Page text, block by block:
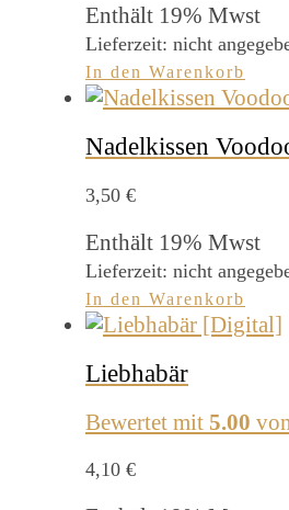
Enthält 19% Mwst
Lieferzeit: nicht
In den Warenkorb
Nadelkissen
3,50 €
Enthält 19% Mwst
Lieferzeit: nicht
In den Warenkorb
Liebhabär
Bewertet mit 5.00
4,10 €